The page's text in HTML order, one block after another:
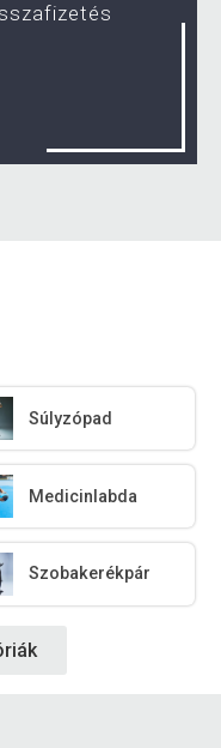
Súlyzópad
Medicinlabda
Szobakerékpár